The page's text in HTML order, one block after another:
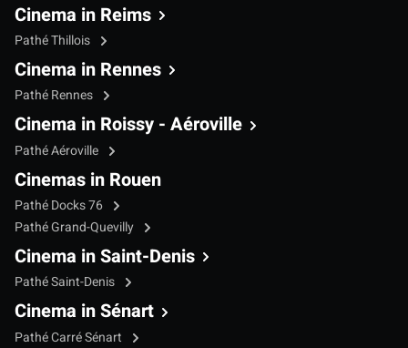
Cinema in Reims
Pathé Thillois
Cinema in Rennes
Pathé Rennes
Cinema in Roissy - Aéroville
Pathé Aéroville
Cinemas in Rouen
Pathé Docks 76
Pathé Grand-Quevilly
Cinema in Saint-Denis
Pathé Saint-Denis
Cinema in Sénart
Pathé Carré Sénart